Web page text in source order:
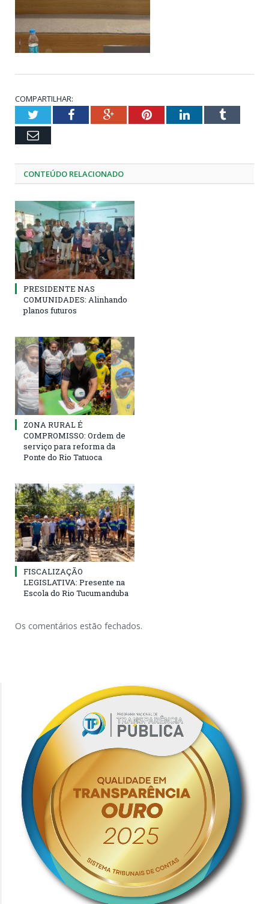
COMPARTILHAR:
TwitterFacebookGoogle+PinterestLinkedInTumblr
Email
CONTEÚDO RELACIONADO
PRESIDENTE NAS
COMUNIDADES: Alinhando
planos futuros
ZONA RURAL É
COMPROMISSO: Ordem de
serviço para reforma da
Ponte do Rio Tatuoca
FISCALIZAÇÃO
LEGISLATIVA: Presente na
Escola do Rio Tucumanduba
Os comentários estão fechados.